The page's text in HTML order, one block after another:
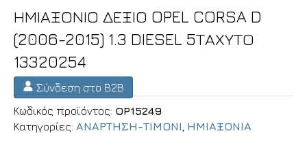
ΗΜΙΑΞΟΝΙΟ ΔΕΞΙΟ OPEL CORSA D
(2006-2015) 1.3 DIESEL 5ΤΑΧΥΤΟ
13320254
Σύνδεση στο B2B
Κωδικός προϊόντος: OP15249
Κατηγορίες: ΑΝΑΡΤΗΣΗ-ΤΙΜΟΝΙ ΗΜΙΑΞΟΝΙΑ